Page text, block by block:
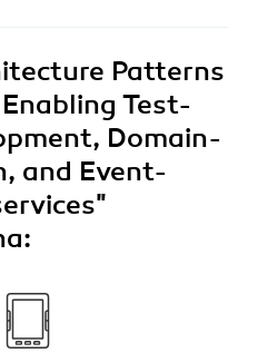
Patterns
Test-
Domain-
and Event-